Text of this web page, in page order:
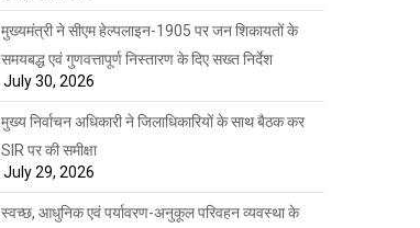
मुख्यमंत्री ने सीएम हेल्पलाइन-1905 पर जन शिकायतों के
समयबद्ध एवं गुणवत्तापूर्ण निस्तारण के दिए सख्त निर्देश
July 30, 2026
मुख्य निर्वाचन अधिकारी ने जिलाधिकारियों के साथ बैठक कर
SIR पर की समीक्षा
July 29, 2026
स्वच्छ, आधुनिक एवं पर्यावरण-अनुकूल परिवहन व्यवस्था के